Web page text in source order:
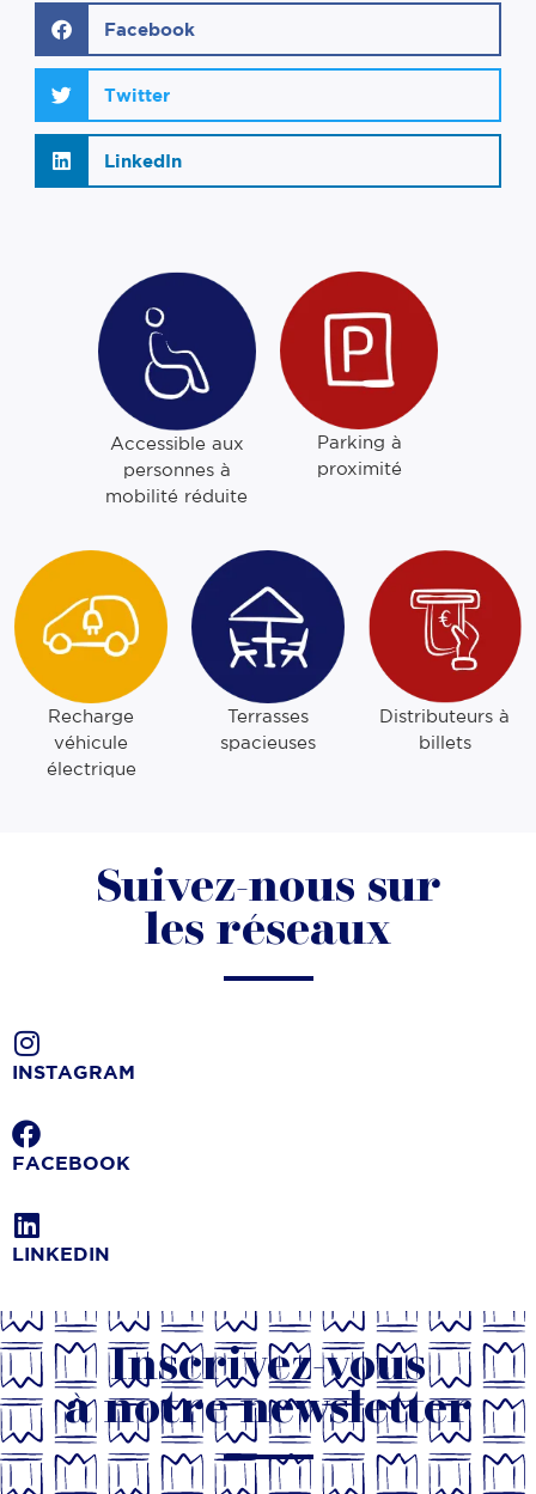
Facebook
Twitter
LinkedIn
Accessible aux
personnes à
mobilité réduite
Parking à
proximité
Recharge
véhicule
électrique
Terrasses
spacieuses
Distributeurs à
billets
Suivez-nous sur
les réseaux
INSTAGRAM
FACEBOOK
LINKEDIN
Inscrivez-vous
à notre newsletter